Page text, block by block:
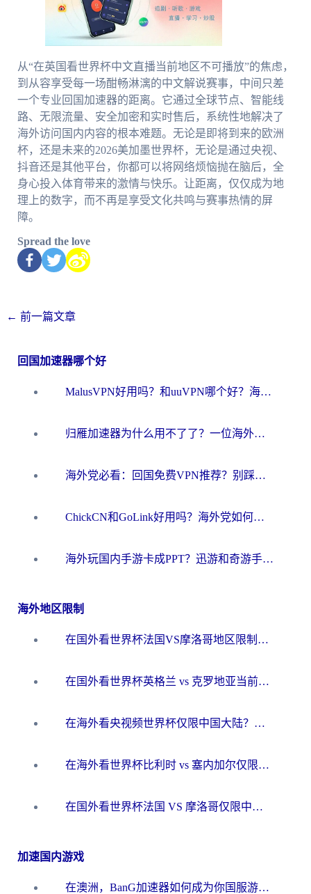
从“在英国看世界杯中文直播当前地区不可播放”的焦虑，
到从容享受每一场酣畅淋漓的中文解说赛事，中间只差
一个专业回国加速器的距离。它通过全球节点、智能线
路、无限流量、安全加密和实时售后，系统性地解决了
海外访问国内内容的根本难题。无论是即将到来的欧洲
杯，还是未来的2026美加墨世界杯，无论是通过央视、
抖音还是其他平台，你都可以将网络烦恼抛在脑后，全
身心投入体育带来的激情与快乐。让距离，仅仅成为地
理上的数字，而不再是享受文化共鸣与赛事热情的屏
障。
Spread the love
← 前一篇文章
回国加速器哪个好
MalusVPN好用吗？和uuVPN哪个好？海外党无缝访问国内资源的真实对比与选择指南
归雁加速器为什么用不了了？一位海外游子的真实困惑与技术解答
海外党必看：回国免费VPN推荐？别踩坑！教你选对加速器无缝刷国内资源
ChickCN和GoLink好用吗？海外党如何选对回国加速器
海外玩国内手游卡成PPT？迅游和奇游手游哪个好？一篇讲透回国加速器怎么选
海外地区限制
在国外看世界杯法国VS摩洛哥地区限制？这篇指南让你流畅看中文解说无压力
在国外看世界杯英格兰 vs 克罗地亚当前地区不可播放？这篇指南帮你搞定所有海外观赛难题
在海外看央视频世界杯仅限中国大陆？这篇指南帮你解锁中文解说+无卡顿直播
在海外看世界杯比利时 vs 塞内加尔仅限中国大陆？我找到了最流畅的中文解说之路
在国外看世界杯法国 VS 摩洛哥仅限中国大陆？海外党这样看中文解说赛事不卡顿
加速国内游戏
在澳洲，BanG加速器如何成为你国服游戏的“时光机”？